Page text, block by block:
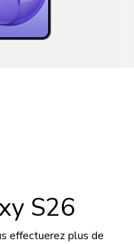
S26
effectuerez plus de